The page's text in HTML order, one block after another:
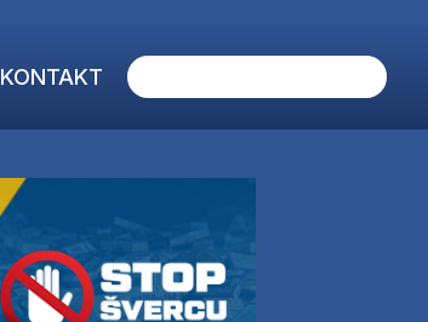
KONTAKT